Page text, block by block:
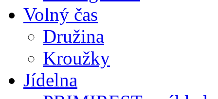
Volný čas
Družina
Kroužky
Jídelna